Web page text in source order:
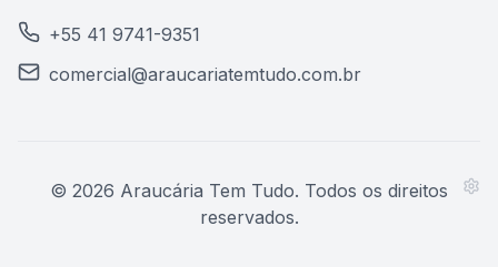
+55 41 9741-9351
comercial@araucariatemtudo.com.br
© 2026 Araucária Tem Tudo. Todos os direitos
reservados.